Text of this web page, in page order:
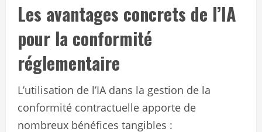
Les avantages concrets de l’IA
pour la conformité
réglementaire
L’utilisation de l’IA dans la gestion de la
conformité contractuelle apporte de
nombreux bénéfices tangibles :